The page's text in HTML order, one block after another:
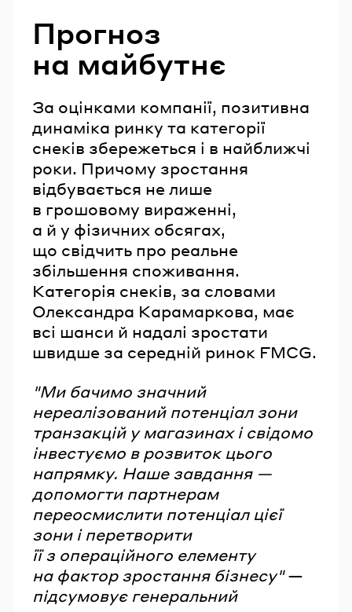
Прогноз
на майбутнє
За оцінками компанії, позитивна
динаміка ринку та категорії
снеків збережеться і в найближчі
роки. Причому зростання
відбувається не лише
в грошовому вираженні,
а й у фізичних обсягах,
що свідчить про реальне
збільшення споживання.
Категорія снеків, за словами
Олександра Карамаркова, має
всі шанси й надалі зростати
швидше за середній ринок FMCG.
"Ми бачимо значний
нереалізований потенціал зони
транзакцій у магазинах і свідомо
інвестуємо в розвиток цього
напрямку. Наше завдання —
допомогти партнерам
переосмислити потенціал цієї
зони і перетворити
її з операційного елементу
на фактор зростання бізнесу"—
підсумовує генеральний